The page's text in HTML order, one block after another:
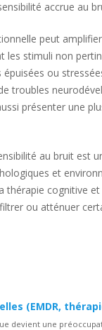
accrue au
peut
stimuli non
ou
troubles
présenter une
au bruit
et
thérapie cognitive
ou atténuer
(EMDR,
devient une